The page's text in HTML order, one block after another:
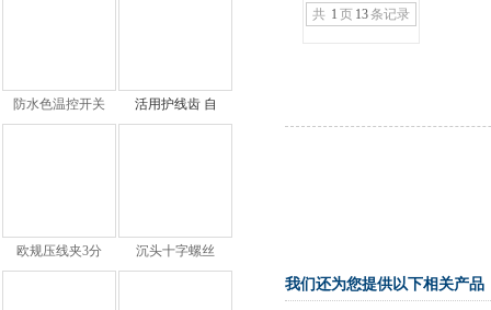
防水色温控开关 活用护线齿 自
欧规压线夹3分 沉头十字螺丝
共 1 页 13条记录
我们还为您提供以下相关产品